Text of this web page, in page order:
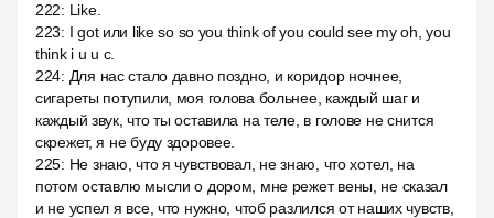
222: Like.
223: I got или like so so you think of you could see my oh, you
think i u u c.
224: Для нас стало давно поздно, и коридор ночнее,
сигареты потупили, моя голова больнее, каждый шаг и
каждый звук, что ты оставила на теле, в голове не снится
скрежет, я не буду здоровее.
225: Не знаю, что я чувствовал, не знаю, что хотел, на
потом оставлю мысли о дором, мне режет вены, не сказал
и не успел я все, что нужно, чтоб разлился от наших чувств,